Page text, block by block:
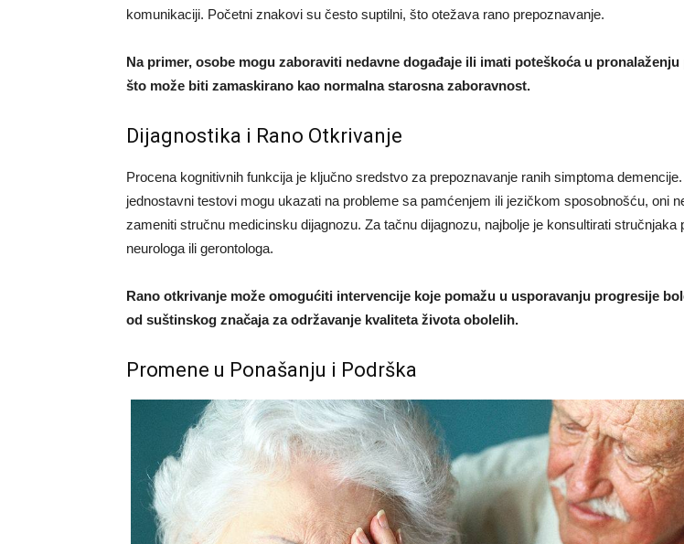
komunikaciji. Početni znakovi su često suptilni, što otežava rano prepoznavanje.
Na primer, osobe mogu zaboraviti nedavne događaje ili imati poteškoća u
što može biti zamaskirano kao normalna starosna zaboravnost.
Dijagnostika i Rano Otkrivanje
Procena kognitivnih funkcija je ključno sredstvo za prepoznavanje ranih simptoma
jednostavni testovi mogu ukazati na probleme sa pamćenjem ili jezičkom sposobnošću, oni
zameniti stručnu medicinsku dijagnozu. Za tačnu dijagnozu, najbolje je konsultirati stručnjaka
neurologa ili gerontologa.
Rano otkrivanje može omogućiti intervencije koje pomažu u usporavanju progresije
od suštinskog značaja za održavanje kvaliteta života obolelih.
Promene u Ponašanju i Podrška